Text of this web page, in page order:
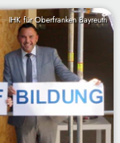
IHK für Oberfranken Bayreuth